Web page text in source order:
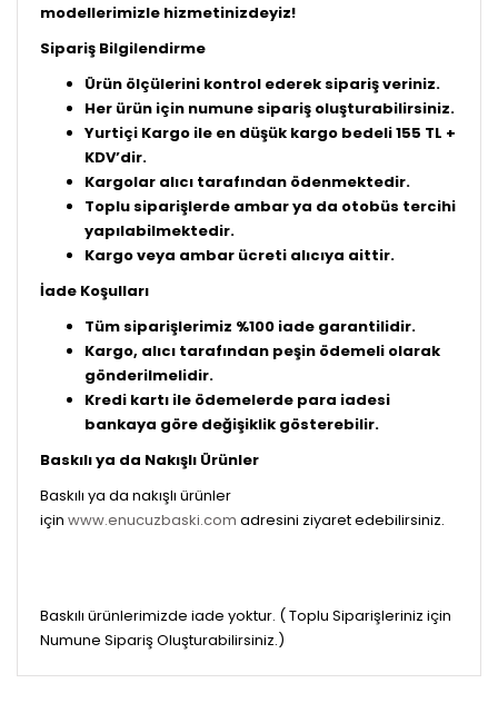
modellerimizle hizmetinizdeyiz!
Sipariş Bilgilendirme
Ürün ölçülerini kontrol ederek sipariş veriniz.
Her ürün için numune sipariş oluşturabilirsiniz.
Yurtiçi Kargo ile en düşük kargo bedeli 155 TL +
KDV’dir.
Kargolar alıcı tarafından ödenmektedir.
Toplu siparişlerde ambar ya da otobüs tercihi
yapılabilmektedir.
Kargo veya ambar ücreti alıcıya aittir.
İade Koşulları
Tüm siparişlerimiz %100 iade garantilidir.
Kargo, alıcı tarafından peşin ödemeli olarak
gönderilmelidir.
Kredi kartı ile ödemelerde para iadesi
bankaya göre değişiklik gösterebilir.
Baskılı ya da Nakışlı Ürünler
Baskılı ya da nakışlı ürünler
için www.enucuzbaski.com adresini ziyaret edebilirsiniz.
Baskılı ürünlerimizde iade yoktur. ( Toplu Siparişleriniz için
Numune Sipariş Oluşturabilirsiniz.)